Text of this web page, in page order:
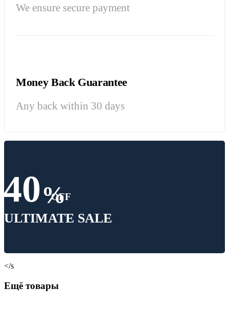
We ensure secure payment
Money Back Guarantee
Any back within 30 days
40%
OFF
ULTIMATE SALE
</s
Ещё товары